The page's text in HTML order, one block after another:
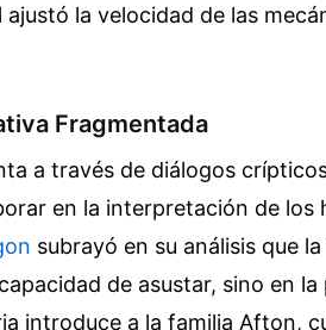
ajustó la velocidad de las
Fragmentada
a través de diálogos
en la interpretación de los
subrayó en su análisis que
de asustar, sino en
introduce a la familia Afton,